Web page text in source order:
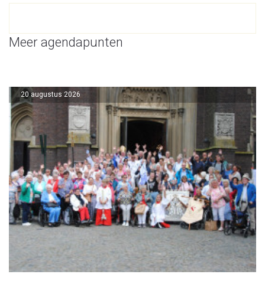
Meer agendapunten
20 augustus 2026